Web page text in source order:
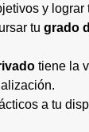
y lograr
tu grado
tiene la
a tu